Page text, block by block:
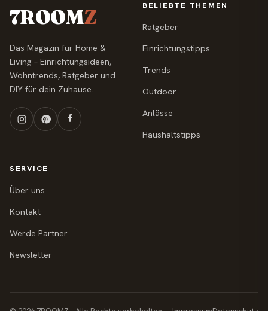
7ROOMZ
Das Magazin für Home &
Living – Einrichtungsideen,
Wohntrends, Ratgeber und
DIY für dein Zuhause.
BELIEBTE THEMEN
Ratgeber
Einrichtungstipps
Trends
Outdoor
Anlässe
Haushaltstipps
SERVICE
Über uns
Kontakt
Werde Partner
Newsletter